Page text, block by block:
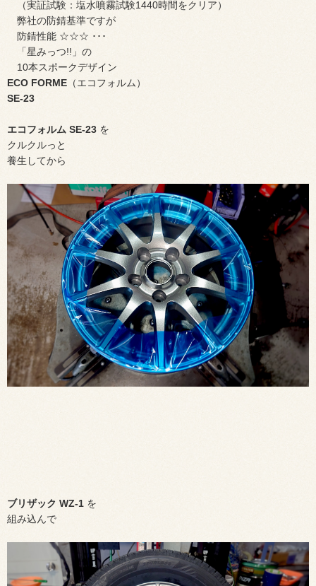
（実証試験：塩水噴霧試験1440時間をクリア）
弊社の防錆基準ですが
防錆性能 ☆☆☆ ･･･
「星みっつ!!」の
10本スポークデザイン
ECO FORME （エコフォルム）
SE-23
エコフォルム SE-23 を
クルクルっと
養生してから
ブリザック WZ-1 を
組み込んで